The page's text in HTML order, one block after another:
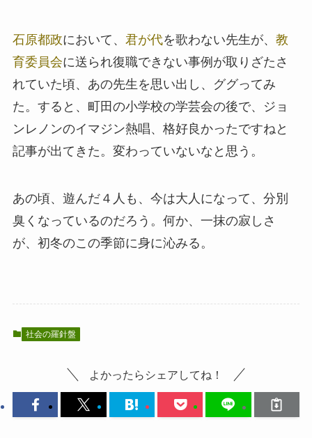
石原都政において、 君が代を歌わない先生が、 教
育委員会に送られ復職できない事例が取りざたさ
れていた頃、あの先生を思い出し、ググってみ
た。すると、町田の小学校の学芸会の後で、ジョ
ンレノンのイマジン熱唱、格好良かったですねと
記事が出てきた。変わっていないなと思う。
あの頃、遊んだ４人も、今は大人になって、分別
臭くなっているのだろう。何か、一抹の寂しさ
が、初冬のこの季節に身に沁みる。
社会の羅針盤
よかったらシェアしてね！